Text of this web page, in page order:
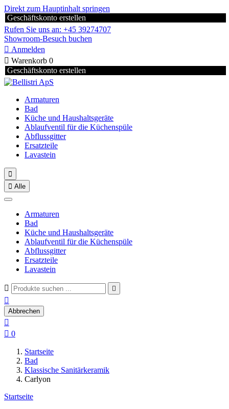
Direkt zum Hauptinhalt springen
Geschäftskonto erstellen
Rufen Sie uns an: +45 39274707
Showroom-Besuch buchen
 Anmelden
 Warenkorb 0
Geschäftskonto erstellen
Armaturen
Bad
Küche und Haushaltsgeräte
Ablaufventil für die Küchenspüle
Abflussgitter
Ersatzteile
Lavastein

 Alle
Armaturen
Bad
Küche und Haushaltsgeräte
Ablaufventil für die Küchenspüle
Abflussgitter
Ersatzteile
Lavastein
 

Abbrechen

 0
Startseite
Bad
Klassische Sanitärkeramik
Carlyon
Startseite